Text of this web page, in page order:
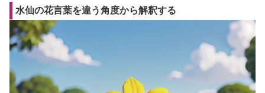
水仙の花言葉を違う角度から解釈する